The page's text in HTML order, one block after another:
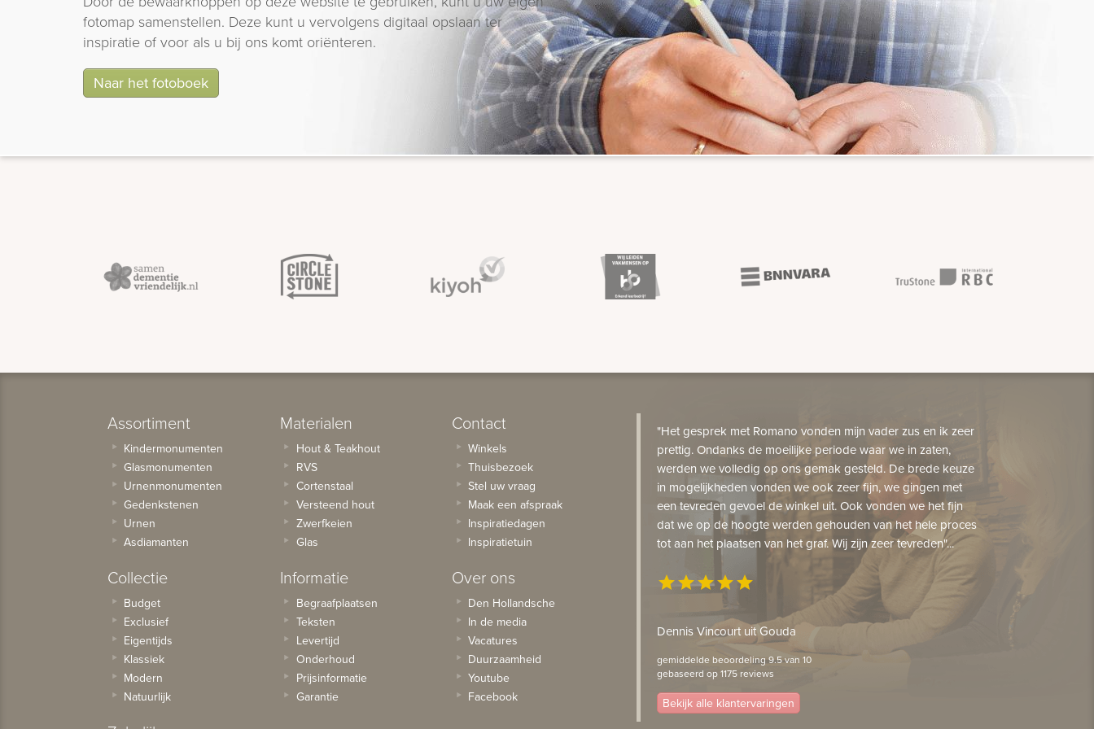
fotomap samenstellen. Deze kunt u vervolgens digitaal opslaan ter
inspiratie of voor als u bij ons komt oriënteren.
Naar het fotoboek
Assortiment
Kindermonumenten
Glasmonumenten
Urnenmonumenten
Gedenkstenen
Urnen
Asdiamanten
Collectie
Budget
Exclusief
Eigentijds
Klassiek
Modern
Natuurlijk
Materialen
Hout & Teakhout
RVS
Cortenstaal
Versteend hout
Zwerfkeien
Glas
Informatie
Begraafplaatsen
Teksten
Levertijd
Onderhoud
Prijsinformatie
Garantie
Contact
Winkels
Thuisbezoek
Stel uw vraag
Maak een afspraak
Inspiratiedagen
Inspiratietuin
Over ons
Den Hollandsche
In de media
Vacatures
Duurzaamheid
Youtube
Facebook
"Het gesprek met Romano vonden mijn vader zus en ik zeer
prettig. Ondanks de moeilijke periode waar we in zaten,
werden we volledig op ons gemak gesteld. De brede keuze
in mogelijkheden vonden we ook zeer fijn, we gingen met
een tevreden gevoel de winkel uit. Ook vonden we het fijn
dat we op de hoogte werden gehouden van het hele proces
tot aan het plaatsen van het graf. Wij zijn zeer tevreden"...
starstarstarstarstar
Dennis Vincourt uit Gouda
gemiddelde beoordeling 9.5 van 10
gebaseerd op 1175 reviews
Bekijk alle klantervaringen